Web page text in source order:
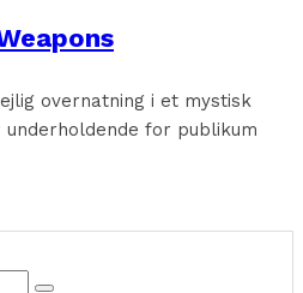
overnatning i et mystisk
for publikum